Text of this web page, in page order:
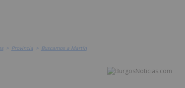
> Provincia > Buscamos a Martín